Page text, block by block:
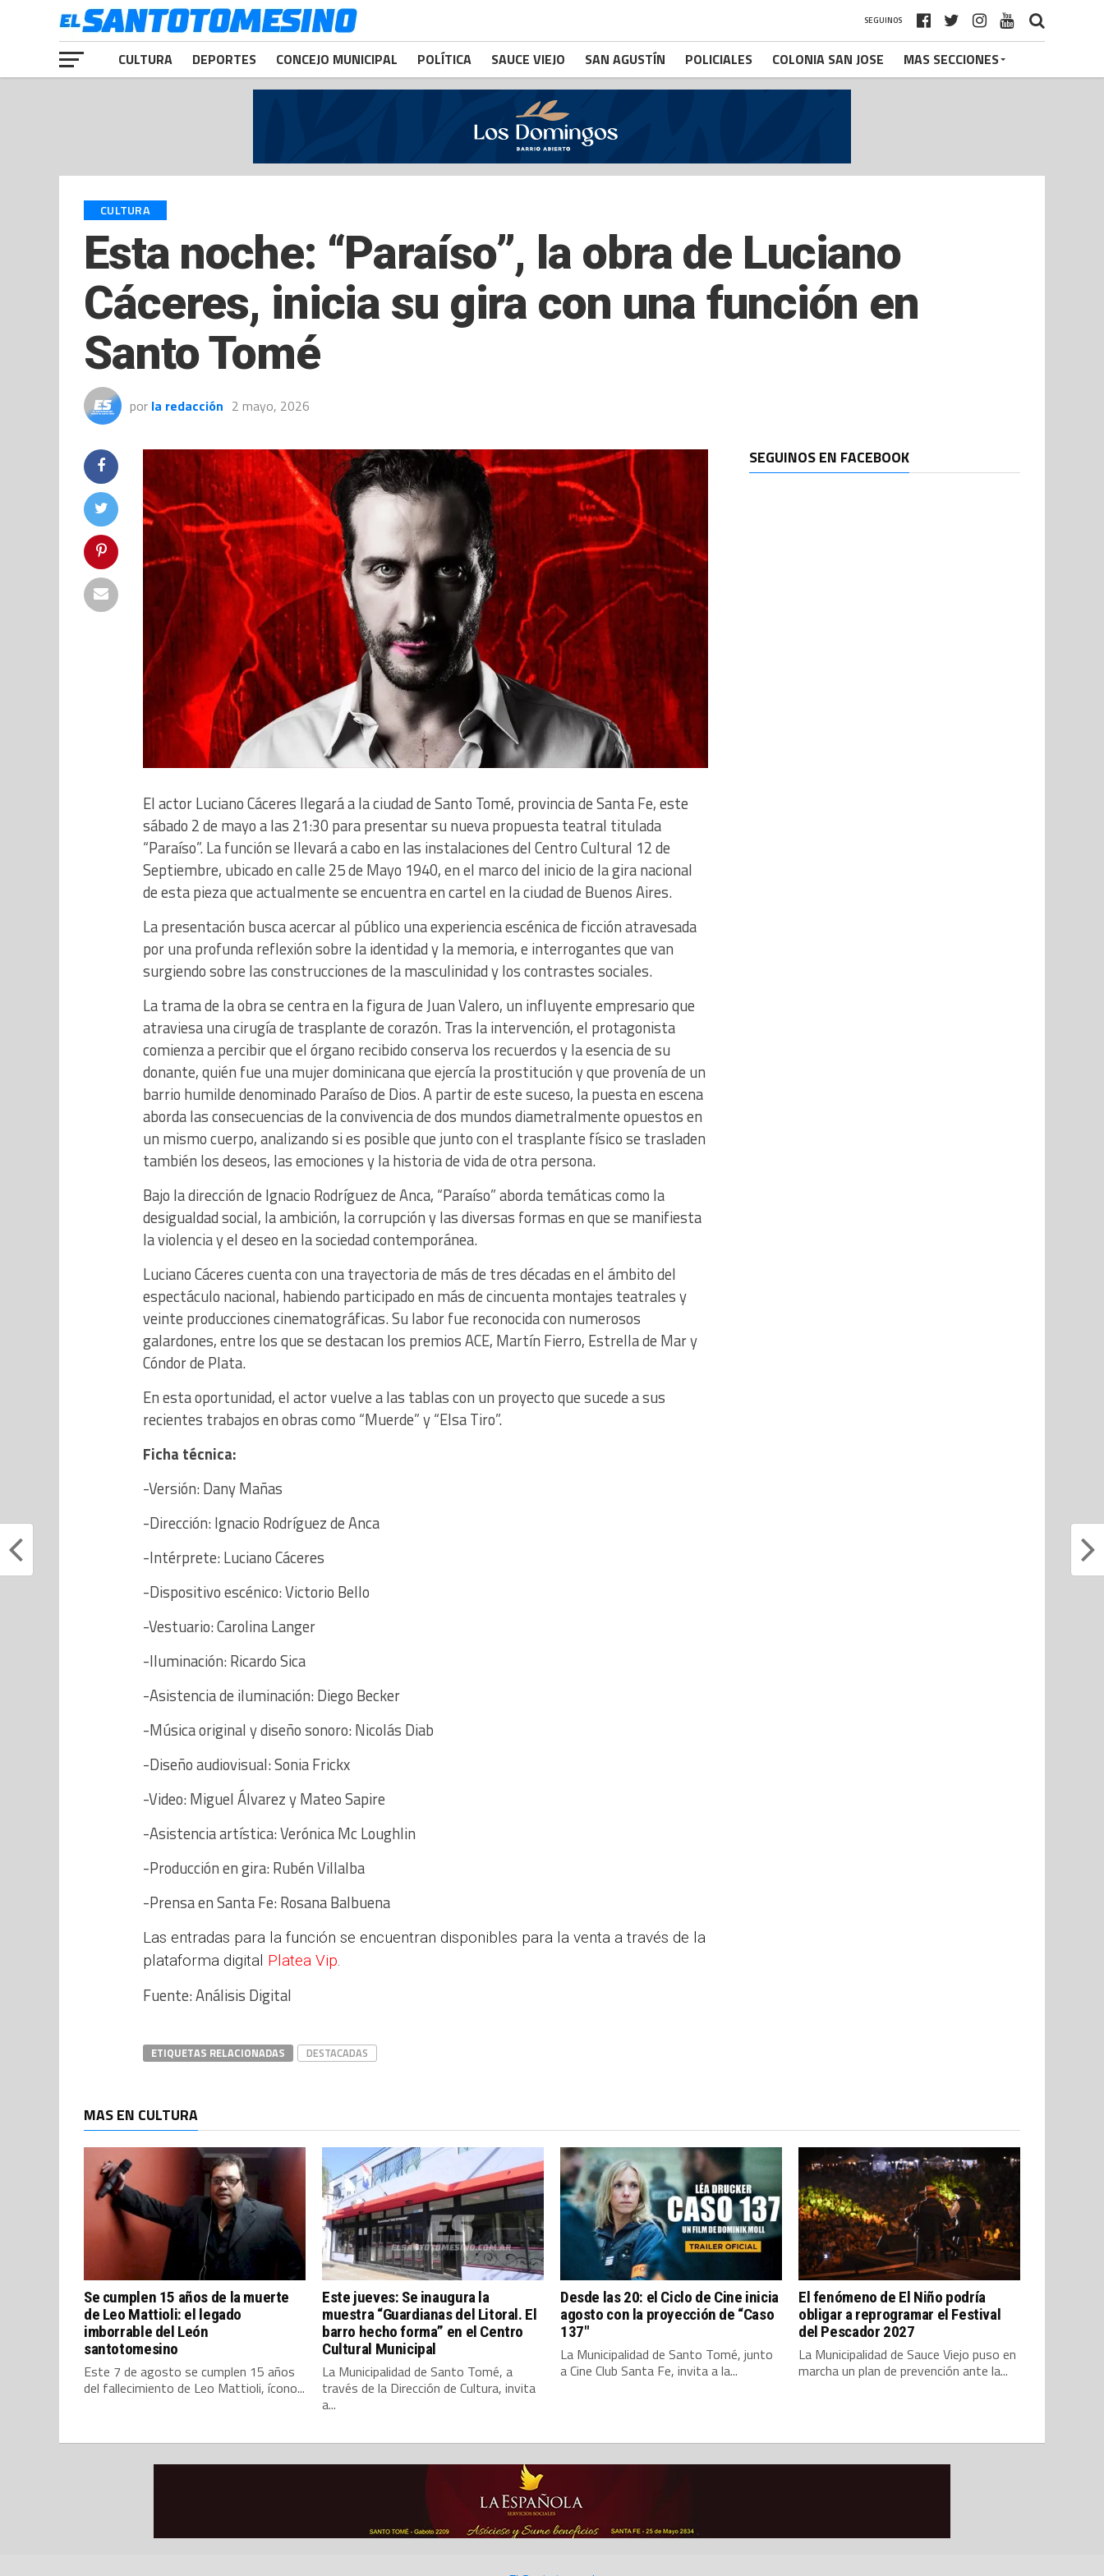
SEGUINOS
CULTURA DEPORTES CONCEJO MUNICIPAL POLÍTICA SAUCE VIEJO SAN AGUSTÍN POLICIALES COLONIA SAN JOSE MAS SECCIONES
CULTURA
Esta noche: “Paraíso”, la obra de Luciano
Cáceres, inicia su gira con una función en
Santo Tomé
por la redacción 2 mayo, 2026
El actor Luciano Cáceres llegará a la ciudad de Santo Tomé, provincia de Santa Fe, este
sábado 2 de mayo a las 21:30 para presentar su nueva propuesta teatral titulada
“Paraíso”. La función se llevará a cabo en las instalaciones del Centro Cultural 12 de
Septiembre, ubicado en calle 25 de Mayo 1940, en el marco del inicio de la gira nacional
de esta pieza que actualmente se encuentra en cartel en la ciudad de Buenos Aires.
La presentación busca acercar al público una experiencia escénica de ficción atravesada
por una profunda reflexión sobre la identidad y la memoria, e interrogantes que van
surgiendo sobre las construcciones de la masculinidad y los contrastes sociales.
La trama de la obra se centra en la figura de Juan Valero, un influyente empresario que
atraviesa una cirugía de trasplante de corazón. Tras la intervención, el protagonista
comienza a percibir que el órgano recibido conserva los recuerdos y la esencia de su
donante, quién fue una mujer dominicana que ejercía la prostitución y que provenía de un
barrio humilde denominado Paraíso de Dios. A partir de este suceso, la puesta en escena
aborda las consecuencias de la convivencia de dos mundos diametralmente opuestos en
un mismo cuerpo, analizando si es posible que junto con el trasplante físico se trasladen
también los deseos, las emociones y la historia de vida de otra persona.
Bajo la dirección de Ignacio Rodríguez de Anca, “Paraíso” aborda temáticas como la
desigualdad social, la ambición, la corrupción y las diversas formas en que se manifiesta
la violencia y el deseo en la sociedad contemporánea.
Luciano Cáceres cuenta con una trayectoria de más de tres décadas en el ámbito del
espectáculo nacional, habiendo participado en más de cincuenta montajes teatrales y
veinte producciones cinematográficas. Su labor fue reconocida con numerosos
galardones, entre los que se destacan los premios ACE, Martín Fierro, Estrella de Mar y
Cóndor de Plata.
En esta oportunidad, el actor vuelve a las tablas con un proyecto que sucede a sus
recientes trabajos en obras como “Muerde” y “Elsa Tiro”.
Ficha técnica:
-Versión: Dany Mañas
-Dirección: Ignacio Rodríguez de Anca
-Intérprete: Luciano Cáceres
-Dispositivo escénico: Victorio Bello
-Vestuario: Carolina Langer
-Iluminación: Ricardo Sica
-Asistencia de iluminación: Diego Becker
-Música original y diseño sonoro: Nicolás Diab
-Diseño audiovisual: Sonia Frickx
-Video: Miguel Álvarez y Mateo Sapire
-Asistencia artística: Verónica Mc Loughlin
-Producción en gira: Rubén Villalba
-Prensa en Santa Fe: Rosana Balbuena
Las entradas para la función se encuentran disponibles para la venta a través de la
plataforma digital Platea Vip
Fuente: Análisis Digital
ETIQUETAS RELACIONADAS DESTACADAS
SEGUINOS EN FACEBOOK
MAS EN CULTURA
Se cumplen 15 años de la muerte
de Leo Mattioli: el legado
imborrable del León
santotomesino
Este 7 de agosto se cumplen 15 años
del fallecimiento de Leo Mattioli, ícono...
Este jueves: Se inaugura la
muestra “Guardianas del Litoral. El
barro hecho forma” en el Centro
Cultural Municipal
La Municipalidad de Santo Tomé, a
través de la Dirección de Cultura, invita
a...
Desde las 20: el Ciclo de Cine inicia
agosto con la proyección de “Caso
137″
La Municipalidad de Santo Tomé, junto
a Cine Club Santa Fe, invita a la...
El fenómeno de El Niño podría
obligar a reprogramar el Festival
del Pescador 2027
La Municipalidad de Sauce Viejo puso en
marcha un plan de prevención ante la...